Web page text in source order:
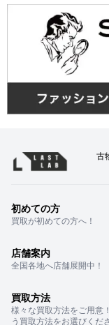
古
初めての方
買取が初めての方へ！
店舗案内
全国各地へ店舗展開中！
買取方法
様々な買取方法をご用意
う買取方法をお選びくだ